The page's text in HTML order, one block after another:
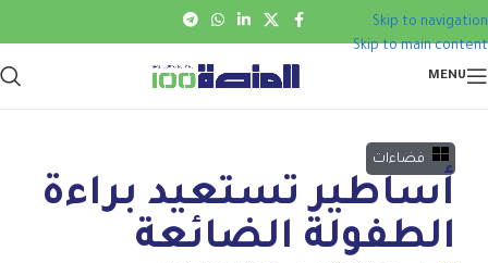
Skip to navigation
Skip to main content
MENU
فضاءات
أساطير تستعيد براءة
الطفولة الضائعة